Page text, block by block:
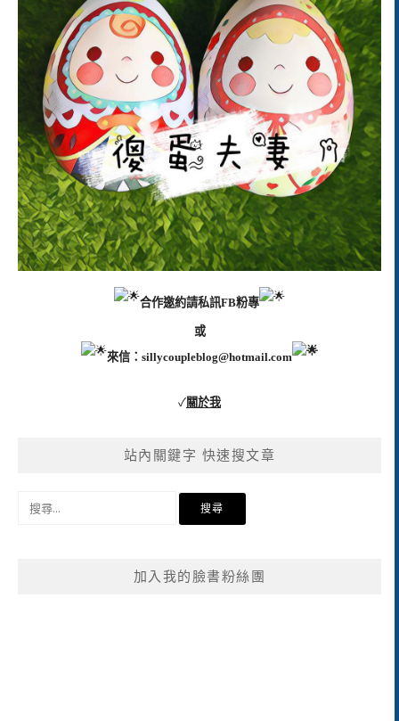
合作邀約請私訊FB粉專
或
來信： sillycoupleblog@hotmail.com
✓關於我
站內關鍵字 快速搜文章
加入我的臉書粉絲團